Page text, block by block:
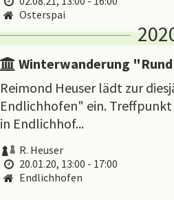
Osterspai
Winterwanderung
Reimond Heuser lädt zur
Endlichhofen" ein.
in Endlichhof...
R. Heuser
20.01.20, 13:00 - 17:00
Endlichhofen